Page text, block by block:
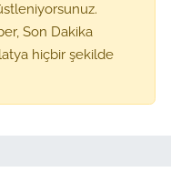
Son Dakika
hiçbir şekilde